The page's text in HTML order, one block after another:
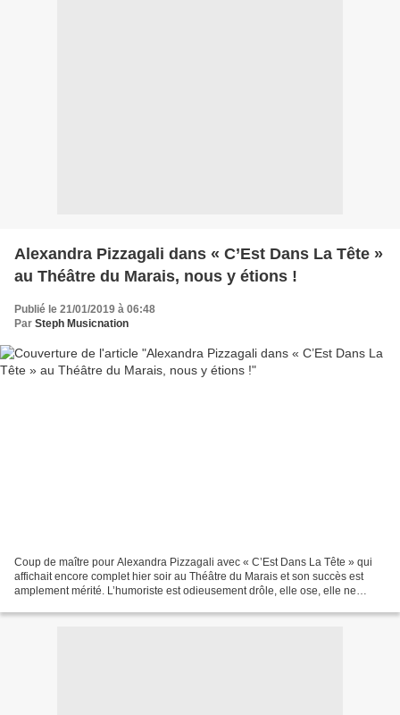
Alexandra Pizzagali dans « C’Est Dans La Tête »
au Théâtre du Marais, nous y étions !
Publié le 21/01/2019 à 06:48
Par Steph Musicnation
Coup de maître pour Alexandra Pizzagali avec « C’Est Dans La Tête » qui
affichait encore complet hier soir au Théâtre du Marais et son succès est
amplement mérité. L’humoriste est odieusement drôle, elle ose, elle ne